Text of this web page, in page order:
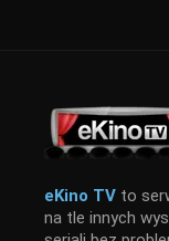
eKino TV to
na tle innych